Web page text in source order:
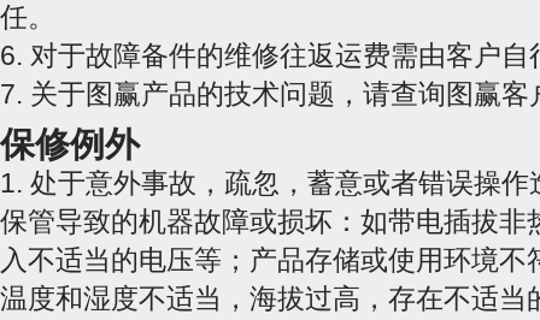
任。
6. 对于故障备件的维修往返运费需由客户自
7. 关于图赢产品的技术问题，请查询图赢
保修例外
1. 处于意外事故，疏忽，蓄意或者错误操
保管导致的机器故障或损坏：如带电插拔
入不适当的电压等；产品存储或使用环境
温度和湿度不适当，海拔过高，存在不适